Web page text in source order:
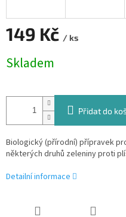
149 Kč / ks
cena:
Skladem
Přidat do
Biologický (přírodní) přípravek
některých druhů zeleniny proti
Detailní informace